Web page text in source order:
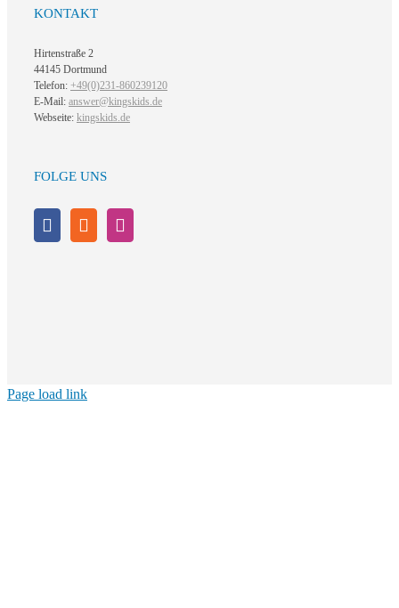
KONTAKT
Hirtenstraße 2
44145 Dortmund
Telefon: +49(0)231-860239120
E-Mail: answer@kingskids.de
Webseite: kingskids.de
FOLGE UNS
Page load link